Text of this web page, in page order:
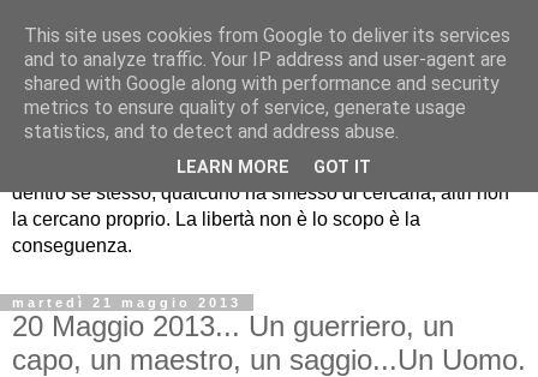
Stile libero il blog di
Fabrizio Rinaldi
Qualcuno cerca la libertà fuori di sé, qualcuno la cerca
dentro se stesso, qualcuno ha smesso di cercarla, altri non
la cercano proprio. La libertà non è lo scopo è la
conseguenza.
martedì 21 maggio 2013
20 Maggio 2013... Un guerriero, un
capo, un maestro, un saggio...Un Uomo.
This site uses cookies from Google to deliver its services
and to analyze traffic. Your IP address and user-agent are
shared with Google along with performance and security
metrics to ensure quality of service, generate usage
statistics, and to detect and address abuse.
LEARN MORE GOT IT